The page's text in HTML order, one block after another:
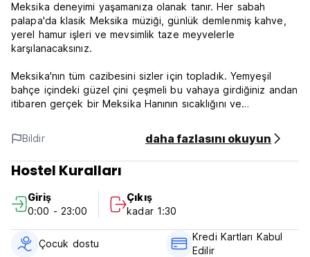
Meksika deneyimi yaşamanıza olanak tanır. Her sabah
palapa'da klasik Meksika müziği, günlük demlenmiş kahve,
yerel hamur işleri ve mevsimlik taze meyvelerle
karşılanacaksınız.
Meksika'nın tüm cazibesini sizler için topladık. Yemyeşil
bahçe içindeki güzel çini çeşmeli bu vahaya girdiğiniz andan
itibaren gerçek bir Meksika Hanının sıcaklığını ve
Oda olanakları şunları içerir:
• Ücretsiz WiFi
• Klima
makinesi mevcuttur
• Ekstra olanaklar arasında nevresimler ve ütü olanakları yer
almaktadır
• Düz ekran kablolu TV
Bildir daha fazlasını okuyun
Hostel Kuralları
Giriş
0:00 - 23:00
Çıkış
kadar 1:30
Çocuk dostu
Kredi Kartları Kabul
Edilir